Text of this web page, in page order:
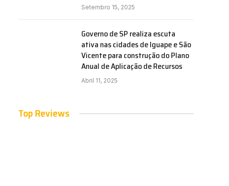
Setembro 15, 2025
Governo de SP realiza escuta
ativa nas cidades de Iguape e São
Vicente para construção do Plano
Anual de Aplicação de Recursos
Abril 11, 2025
Top Reviews